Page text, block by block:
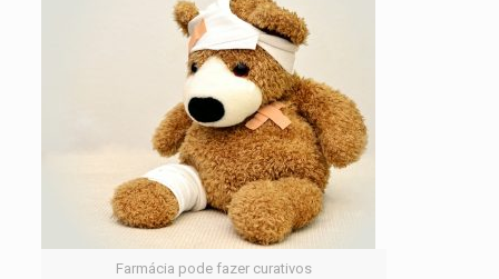
Farmácia pode fazer curativos